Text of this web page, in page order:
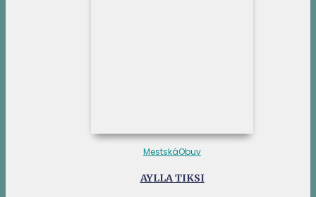
MestskáObuv
AYLLA TIKSI